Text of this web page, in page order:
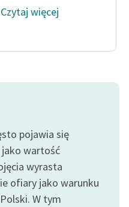
Czytaj więcej
pojawia się
wartość
wyrasta
ofiary jako warunku
W tym